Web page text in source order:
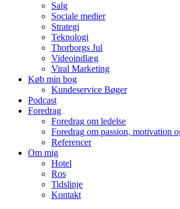
Salg
Sociale medier
Strategi
Teknologi
Thorborgs Jul
Videoindlæg
Viral Marketing
Køb min bog
Kundeservice Bøger
Podcast
Foredrag
Foredrag om ledelse
Foredrag om passion, motivation
Referencer
Om mig
Hotel
Ros
Tidslinje
Kontakt